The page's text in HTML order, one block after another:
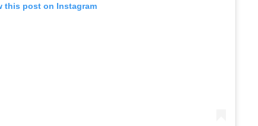
this post on Instagram